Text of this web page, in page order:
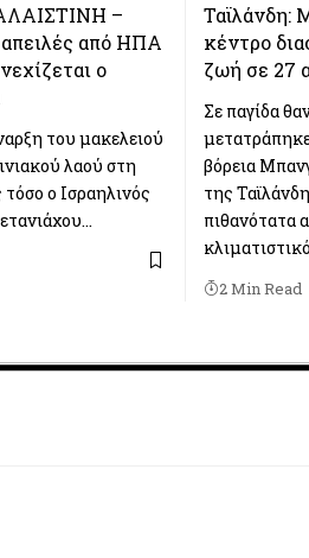
–
από ΗΠΑ
ο
του μακελειού
λαού στη
ο Ισραηλινός
Ταϊλάνδη:
κέντρο
ζωή σε 27
Σε παγίδα
βόρεια
της
πιθανότατα
2 Min Read